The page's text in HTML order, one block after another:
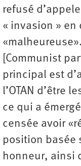
refusé
« invasion »
[Communist
principal est
l’OTAN d’être
ce qui a
censée avoir
position basée
honneur, ainsi